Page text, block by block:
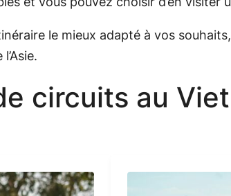
le mieux adapté à vos
circuits au